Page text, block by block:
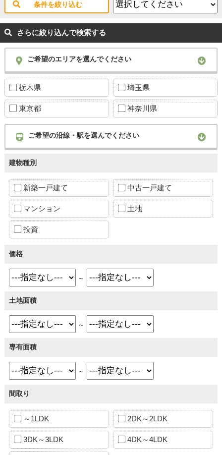
条件を絞り込む
さらに絞り込んで検索する
ご希望のエリアを選んでください
栃木県 埼玉県
東京都 神奈川県
ご希望の沿線・駅を選んでください
建物種別
新築一戸建て 中古一戸建て
マンション 土地
投資
価格
～
土地面積
～
専有面積
～
間取り
～1LDK 2DK～2LDK
3DK～3LDK 4DK～4LDK